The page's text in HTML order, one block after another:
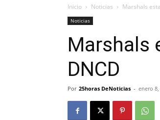
Inicio Noticias Marshals
Noticias
Marshals
DNCD
Por 25horas DeNoticias - enero 8,